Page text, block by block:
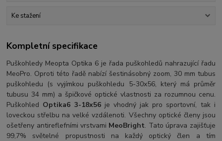
Ke stažení
Kompletní specifikace
Puškohledy Meopta Optika 6 je řada puškohledů nahrazující řadu
MeoPro. Oproti této řadě nabízí šestinásobný zoom, 30 mm tubus
puškohledu (s vyjímkou puškohledu 5-30x56, který má průměr
tubusu 34 mm) a špičkové optické vlastnosti za rozumnou cenu.
Puškohled Optika6 3-18x56je vhodný jak pro sportovní, tak i
loveckou střelbu na velké vzdálenoti. Všechny optické členy jsou
ošetřeny antireflefními vrstvami MeoBright. Tato úprava zajišťuje
99,7% světelné propustnosti na každý optický člen a tím